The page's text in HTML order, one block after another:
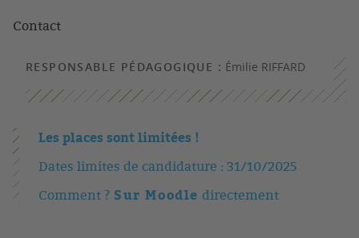
Contact
RESPONSABLE PÉDAGOGIQUE : Émilie RIFFARD
Les places sont limitées !
Dates limites de candidature : 31/10/2025
Comment ? Sur Moodle directement